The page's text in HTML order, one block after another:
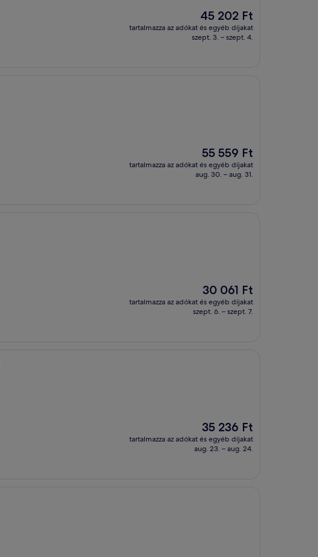
Az
ár
45 202 Ft
45 202 Ft
tartalmazza az adókat és egyéb díjakat
szept. 3. – szept. 4.
Az
ár
55 559 Ft
55 559 Ft
tartalmazza az adókat és egyéb díjakat
aug. 30. – aug. 31.
Az
ár
30 061 Ft
30 061 Ft
tartalmazza az adókat és egyéb díjakat
szept. 6. – szept. 7.
Az
ár
35 236 Ft
35 236 Ft
tartalmazza az adókat és egyéb díjakat
aug. 23. – aug. 24.